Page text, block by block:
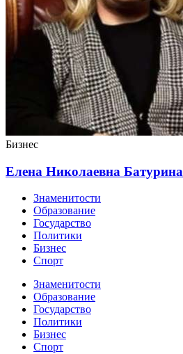
Бизнес
Елена Николаевна Батурина
Знаменитости
Образование
Государство
Политики
Бизнес
Спорт
Знаменитости
Образование
Государство
Политики
Бизнес
Спорт